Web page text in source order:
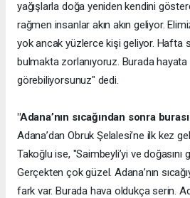
yağışlarla doğa yeniden kendini
rağmen insanlar akın akın geliyor.
yok ancak yüzlerce kişi geliyor. Hafta
bulmakta zorlanıyoruz. Burada
görebiliyorsunuz" dedi.
"Adana’nın sıcağından sonra
Adana’dan Obruk Şelalesi’ne ilk kez
Takoğlu ise, "Saimbeyli’yi ve doğasını
Gerçekten çok güzel. Adana’nın
fark var. Burada hava oldukça serin.